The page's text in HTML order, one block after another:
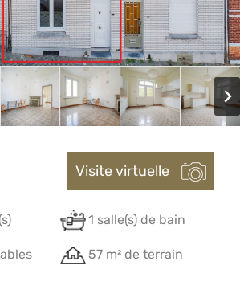
Visite virtuelle
1 salle(s) de bain
57 m² de terrain